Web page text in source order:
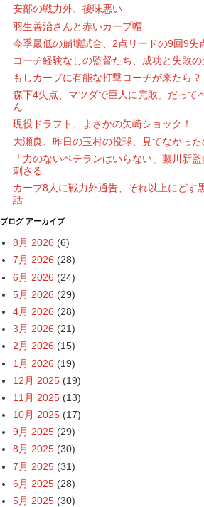
安部の戦力外、後味悪い
羽生善治さんと赤いカープ帽
今季最低の崩壊試合、2点リードの9回9
コーチ経験なしの監督たち、成功と失敗の
もしカープに有能な打撃コーチが来たら？
森下4失点、マツダで巨人に完敗。だって
ん
現役ドラフト、まさかの矢崎ショック！
大瀬良、昨日の玉村の投球、見てなかった
「力のないベテランはいらない」藤川新
刺さる
カープ8人に戦力外通告、それ以上にどす
話
ブログ アーカイブ
8月 2026 (6)
7月 2026 (28)
6月 2026 (24)
5月 2026 (29)
4月 2026 (28)
3月 2026 (21)
2月 2026 (15)
1月 2026 (19)
12月 2025 (19)
11月 2025 (13)
10月 2025 (17)
9月 2025 (29)
8月 2025 (30)
7月 2025 (31)
6月 2025 (28)
5月 2025 (30)